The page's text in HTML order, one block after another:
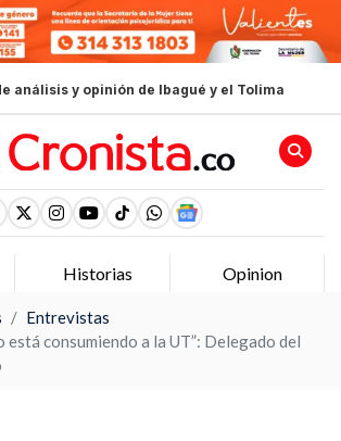
análisis y opinión de Ibagué y el Tolima
Historias Opinion
Entrevistas
está consumiendo a la UT”: Delegado del